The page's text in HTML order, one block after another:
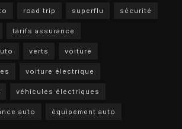
road trip superflu sécurité
tarifs assurance
verts voiture
voiture électrique
véhicules électriques
auto équipement auto